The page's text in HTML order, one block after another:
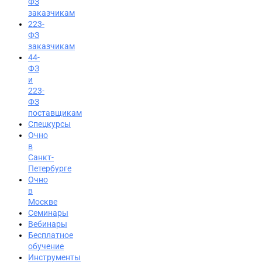
Вход на портал
8 (800) 200-24-26
заказчикам
223-
ФЗ
заказчикам
44-
ФЗ
и
223-
ФЗ
поставщикам
Спецкурсы
Очно
в
Санкт-
Петербурге
Очно
в
Москве
Семинары
Вебинары
Бесплатное
обучение
Инструменты